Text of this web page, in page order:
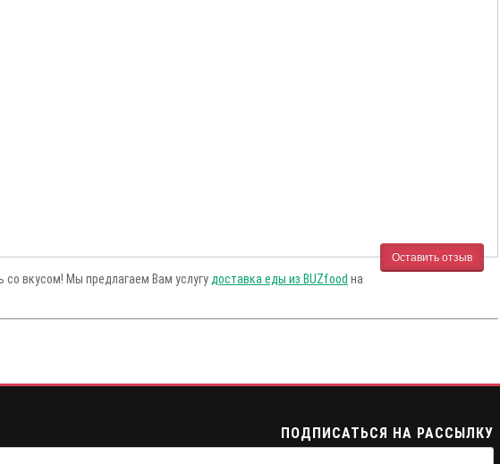
Оставить отзыв
со вкусом! Мы предлагаем Вам услугу доставка еды из BUZfood на
ПОДПИСАТЬСЯ НА РАССЫЛКУ